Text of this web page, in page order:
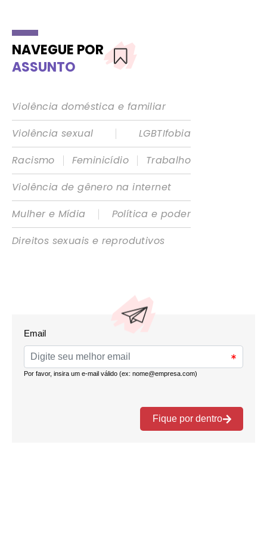
NAVEGUE POR
ASSUNTO
Violência doméstica e familiar
Violência sexual
|
LGBTIfobia
Racismo
| Feminicídio |
Trabalho
Violência de gênero na internet
Mulher e Mídia
|
Política e poder
Direitos sexuais e reprodutivos